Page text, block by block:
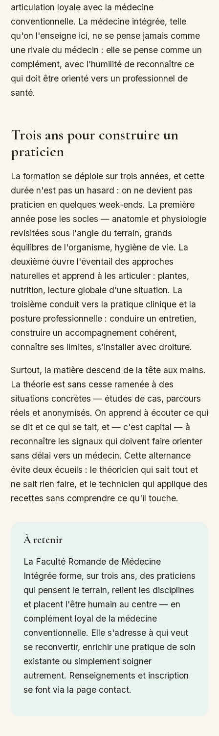
articulation loyale avec la médecine
conventionnelle. La médecine intégrée, telle
qu'on l'enseigne ici, ne se pense jamais comme
une rivale du médecin : elle se pense comme un
complément, avec l'humilité de reconnaître ce
qui doit être orienté vers un professionnel de
santé.
Trois ans pour construire un
praticien
La formation se déploie sur trois années, et cette
durée n'est pas un hasard : on ne devient pas
praticien en quelques week-ends. La première
année pose les socles — anatomie et physiologie
revisitées sous l'angle du terrain, grands
équilibres de l'organisme, hygiène de vie. La
deuxième ouvre l'éventail des approches
naturelles et apprend à les articuler : plantes,
nutrition, lecture globale d'une situation. La
troisième conduit vers la pratique clinique et la
posture professionnelle : conduire un entretien,
construire un accompagnement cohérent,
connaître ses limites, s'installer avec droiture.
Surtout, la matière descend de la tête aux mains.
La théorie est sans cesse ramenée à des
situations concrètes — études de cas, parcours
réels et anonymisés. On apprend à écouter ce qui
se dit et ce qui se tait, et — c'est capital — à
reconnaître les signaux qui doivent faire orienter
sans délai vers un médecin. Cette alternance
évite deux écueils : le théoricien qui sait tout et
ne sait rien faire, et le technicien qui applique des
recettes sans comprendre ce qu'il touche.
À retenir
La Faculté Romande de Médecine
Intégrée forme, sur trois ans, des praticiens
qui pensent le terrain, relient les disciplines
et placent l'être humain au centre — en
complément loyal de la médecine
conventionnelle. Elle s'adresse à qui veut
se reconvertir, enrichir une pratique de soin
existante ou simplement soigner
autrement. Renseignements et inscription
se font via la page contact.